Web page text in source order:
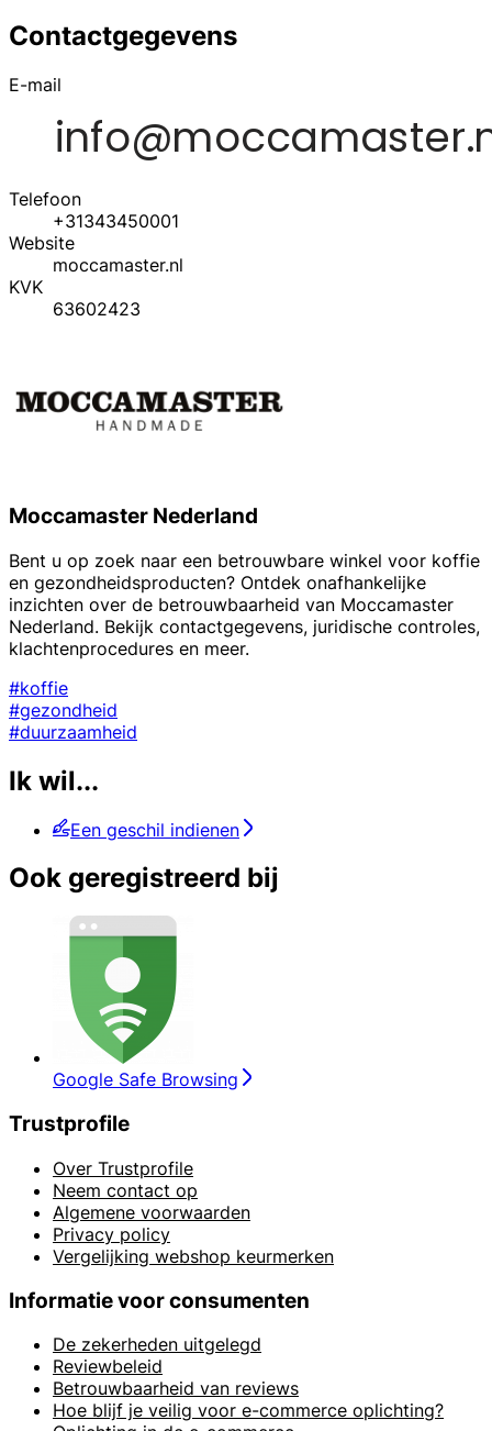
Contactgegevens
E-mail
Telefoon
+31343450001
Website
moccamaster.nl
KVK
63602423
Moccamaster Nederland
Bent u op zoek naar een betrouwbare winkel voor koffie
en gezondheidsproducten? Ontdek onafhankelijke
inzichten over de betrouwbaarheid van Moccamaster
Nederland. Bekijk contactgegevens, juridische controles,
klachtenprocedures en meer.
#koffie
#gezondheid
#duurzaamheid
Ik wil...
Een geschil indienen
Ook geregistreerd bij
Google Safe Browsing
Trustprofile
Over Trustprofile
Neem contact op
Algemene voorwaarden
Privacy policy
Vergelijking webshop keurmerken
Informatie voor consumenten
De zekerheden uitgelegd
Reviewbeleid
Betrouwbaarheid van reviews
Hoe blijf je veilig voor e-commerce oplichting?